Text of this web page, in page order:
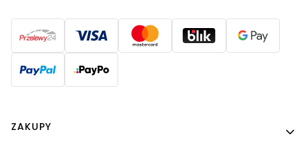
Linki w stopce
ZAKUPY